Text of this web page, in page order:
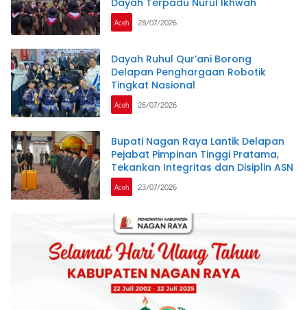
Aceh 28/07/2026
Dayah Ruhul Qur’ani Borong
Delapan Penghargaan Robotik
Tingkat Nasional
Aceh 26/07/2026
Bupati Nagan Raya Lantik Delapan
Pejabat Pimpinan Tinggi Pratama,
Tekankan Integritas dan Disiplin ASN
Aceh 23/07/2026